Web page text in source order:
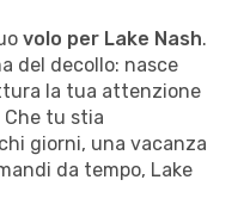
volo per Lake Nash.
del decollo: nasce
la tua attenzione
Che tu stia
giorni, una vacanza
da tempo, Lake